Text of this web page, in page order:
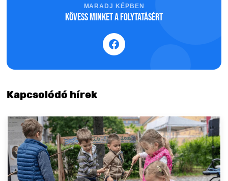
MARADJ KÉPBEN
Kövess minket a folytatásért
Kapcsolódó hírek